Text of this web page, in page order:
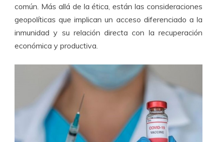
común. Más allá de la ética, están las consideraciones
geopolíticas que implican un acceso diferenciado a la
inmunidad y su relación directa con la recuperación
económica y productiva.